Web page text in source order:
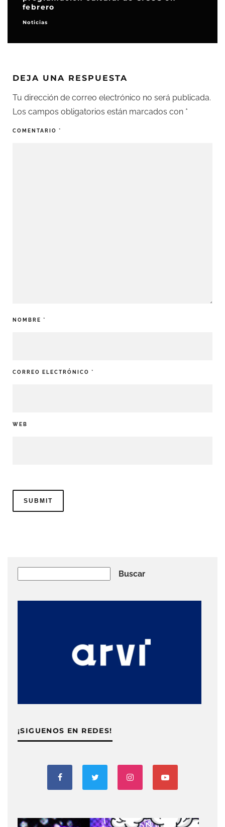
febrero
Noticias
DEJA UNA RESPUESTA
Tu dirección de correo electrónico no será publicada.
Los campos obligatorios están marcados con *
COMENTARIO *
NOMBRE *
CORREO ELECTRÓNICO *
WEB
Buscar
¡SIGUENOS EN REDES!